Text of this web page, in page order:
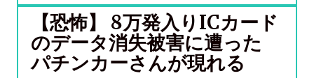
【恐怖】 8万発入りICカード
のデータ消失被害に遭った
パチンカーさんが現れる